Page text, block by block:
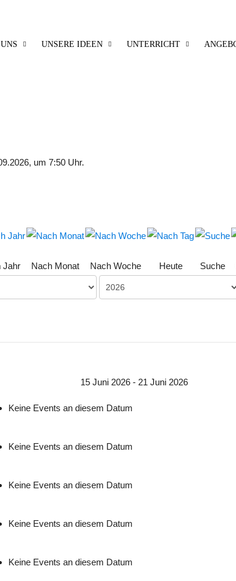
UNSERE IDEEN UNTERRICHT
um 7:50 Uhr.
Jahr Nach Monat Nach Woche Heute Suche
15 Juni 2026 - 21 Juni 2026
Keine Events an diesem Datum
Keine Events an diesem Datum
Keine Events an diesem Datum
Keine Events an diesem Datum
Keine Events an diesem Datum